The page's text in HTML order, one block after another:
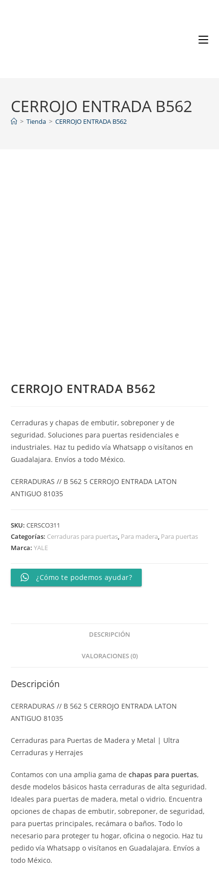
CERROJO ENTRADA B562
> Tienda > CERROJO ENTRADA B562
CERROJO ENTRADA B562
Cerraduras y chapas de embutir, sobreponer y de
seguridad. Soluciones para puertas residenciales e
industriales. Haz tu pedido vía Whatsapp o visítanos en
Guadalajara. Envíos a todo México.
CERRADURAS // B 562 5 CERROJO ENTRADA LATON
ANTIGUO 81035
SKU:CERSCO311
Categorías: Cerraduras para puertas, Para madera, Para puertas
Marca:YALE
¿Cómo te podemos ayudar?
DESCRIPCIÓN
VALORACIONES (0)
Descripción
CERRADURAS // B 562 5 CERROJO ENTRADA LATON
ANTIGUO 81035
Cerraduras para Puertas de Madera y Metal | Ultra
Cerraduras y Herrajes
Contamos con una amplia gama dechapas para puertas,
desde modelos básicos hasta cerraduras de alta seguridad.
Ideales para puertas de madera, metal o vidrio. Encuentra
opciones de chapas de embutir, sobreponer, de seguridad,
para puertas principales, recámara o baños. Todo lo
necesario para proteger tu hogar, oficina o negocio. Haz tu
pedido vía Whatsapp o visítanos en Guadalajara. Envíos a
todo México.